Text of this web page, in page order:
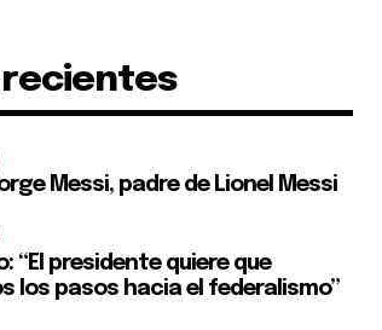
recientes
Messi, padre de Lionel Messi
“El presidente quiere que
los pasos hacia el federalismo”